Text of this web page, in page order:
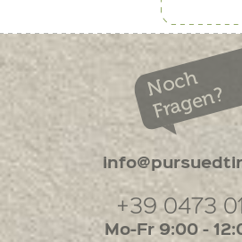
Noch
Fragen?
+39 0473
Mo-Fr 9:00 -